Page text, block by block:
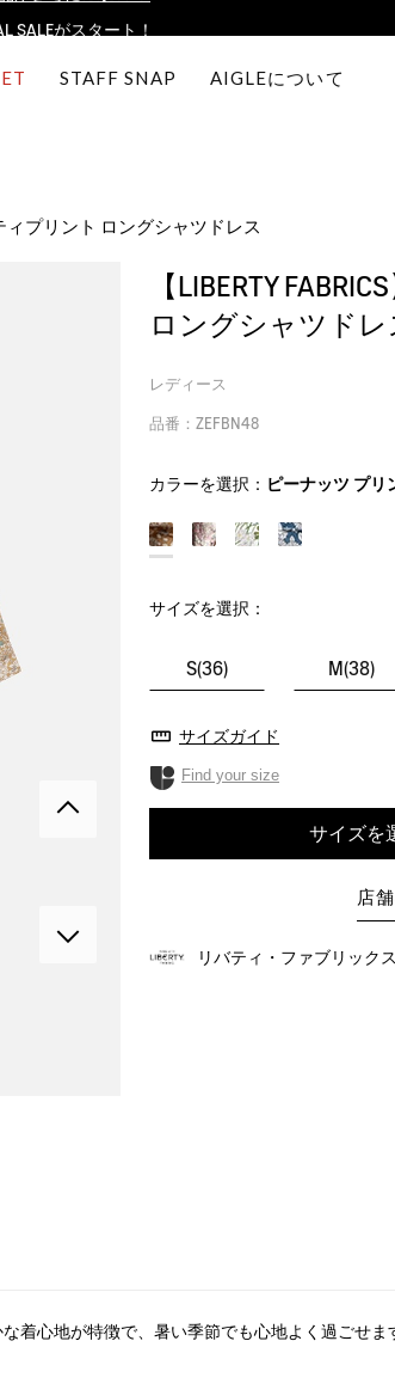
SALEがスタート！
ービス終了のお知らせ
ービス終了のお知らせ
STAFF SNAP AIGLEについて
ィプリント ロングシャツドレス
【LIBERTY
ロングシャツドレ
レディース
品番：ZEFBN48
カラーを選択： ピーナッツ プリ
サイズを選択：
S(36) M(38)
サイズガイド
Find your size
サイズを
店
リバティ・ファブリックス
着心地が特徴で、暑い季節でも心地よく過ごせ